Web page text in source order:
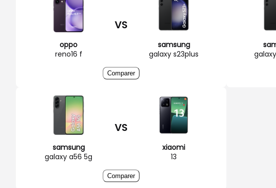
oppo
reno16 f
VS
samsung
galaxy s23plus
Comparer
samsung
galaxy a56 5g
VS
xiaomi
13
Comparer